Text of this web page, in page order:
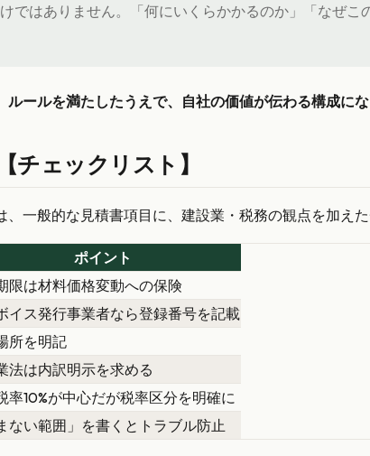
ではありません。「何にいくらかかるのか」「なぜ
ルールを満たしたうえで、自社の価値が伝わる構成に
チェックリスト】
一般的な見積書項目に、建設業・税務の観点を加えた
ポイント
限は材料価格変動への保険
イス発行事業者なら登録番号を記載
所を明記
法は内訳明示を求める
率10%が中心だが税率区分を明確に
ない範囲」を書くとトラブル防止